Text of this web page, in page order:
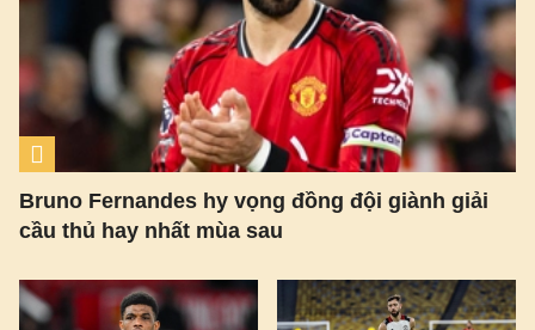
Bruno Fernandes hy vọng đồng đội giành giải
cầu thủ hay nhất mùa sau